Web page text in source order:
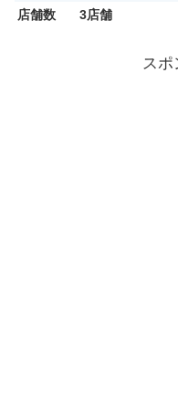
店舗数
3店舗
スポ